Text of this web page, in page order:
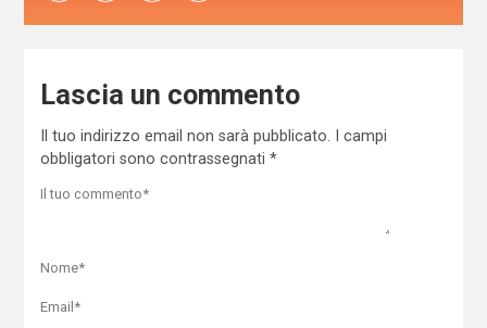
Lascia un commento
Il tuo indirizzo email non sarà pubblicato.
I campi
obbligatori sono contrassegnati *